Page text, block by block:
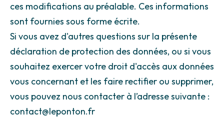
ces modifications au préalable. Ces informations
sont fournies sous forme écrite.
Si vous avez d'autres questions sur la présente
déclaration de protection des données, ou si vous
souhaitez exercer votre droit d'accès aux données
vous concernant et les faire rectifier ou supprimer,
vous pouvez nous contacter à l’adresse suivante :
contact@leponton.fr